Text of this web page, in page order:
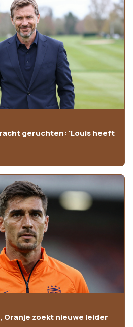
geruchten: 'Louis heeft
zoekt nieuwe leider